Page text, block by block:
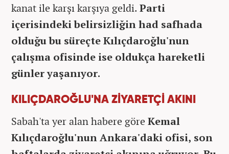
kanat ile karşı karşıya geldi.Parti
içerisindeki belirsizliğin had safhada
olduğu bu süreçte Kılıçdaroğlu'nun
çalışma ofisinde ise oldukça hareketli
günler yaşanıyor.
KILIÇDAROĞLU'NA ZİYARETÇİ AKINI
Sabah'ta yer alan habere göre Kemal
Kılıçdaroğlu'nun Ankara'daki ofisi, son